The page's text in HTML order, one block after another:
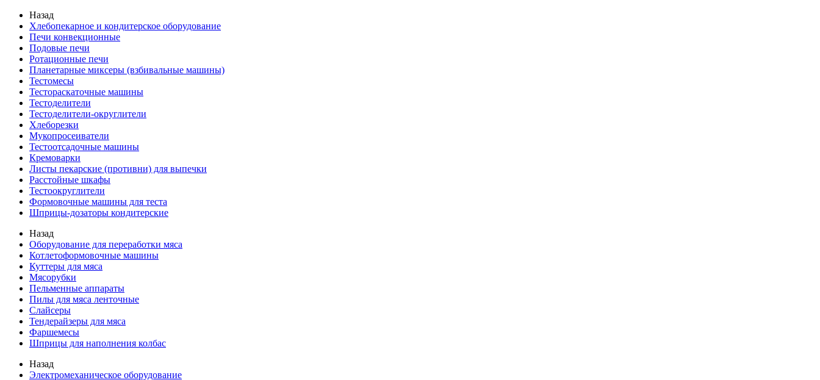
Назад
Хлебопекарное и кондитерское оборудование
Печи конвекционные
Подовые печи
Ротационные печи
Планетарные миксеры (взбивальные машины)
Тестомесы
Тестораскаточные машины
Тестоделители
Тестоделители-округлители
Хлеборезки
Мукопросеиватели
Тестоотсадочные машины
Кремоварки
Листы пекарские (противни) для выпечки
Расстойные шкафы
Тестоокруглители
Формовочные машины для теста
Шприцы-дозаторы кондитерские
Назад
Оборудование для переработки мяса
Котлетоформовочные машины
Куттеры для мяса
Мясорубки
Пельменные аппараты
Пилы для мяса ленточные
Слайсеры
Тендерайзеры для мяса
Фаршемесы
Шприцы для наполнения колбас
Назад
Электромеханическое оборудование